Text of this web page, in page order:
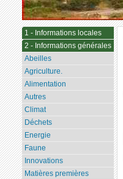
1 - Informations locales
2 - Informations générales
Abeilles
Agriculture.
Alimentation
Autres
Climat
Déchets
Energie
Faune
Innovations
Matières premières